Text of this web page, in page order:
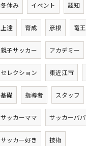
冬休み イベント 認知
上達 育成 彦根 竜王
親子サッカー アカデミー
セレクション 東近江市
基礎 指導者 スタッフ
サッカーママ サッカーパパ
サッカー好き 技術